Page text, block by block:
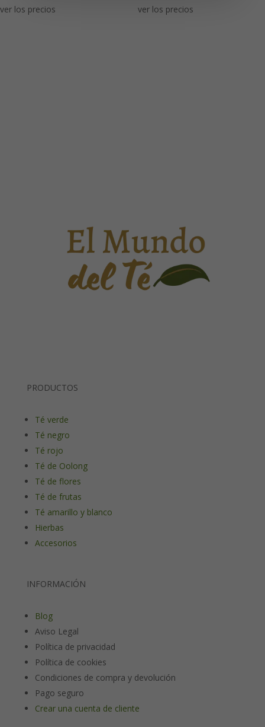
ver los precios
ver los precios
PRODUCTOS
Té verde
Té negro
Té rojo
Té de Oolong
Té de flores
Té de frutas
Té amarillo y blanco
Hierbas
Accesorios
INFORMACIÓN
Blog
Aviso Legal
Política de privacidad
Política de cookies
Condiciones de compra y devolución
Pago seguro
Crear una cuenta de cliente